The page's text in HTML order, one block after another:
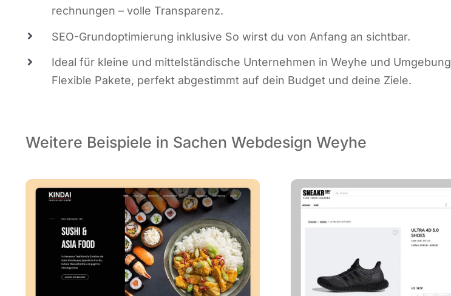
rech­nun­gen – vol­le Transparenz.
SEO-Grund­op­ti­mie­rung inklu­si­ve So wirst du von Anfang an sichtbar.
Ide­al für klei­ne und mit­tel­stän­di­sche Unter­neh­men in Wey­he und Umge­bung
Fle­xi­ble Pake­te, per­fekt abge­stimmt auf dein Bud­get und dei­ne Ziele.
Weitere Beispiele in Sachen Webdesign Weyhe